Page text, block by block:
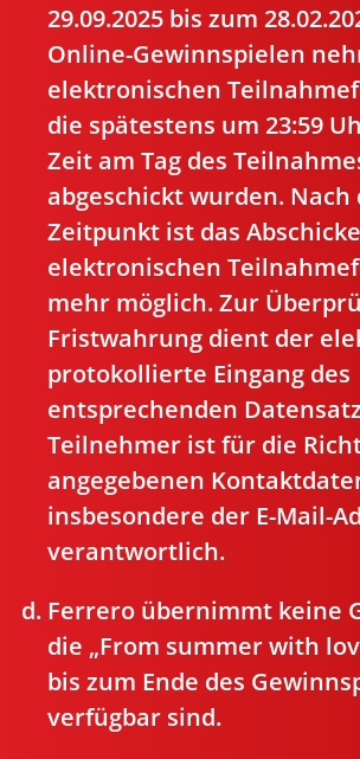
29.09.2025 bis zum
Online-Gewinnspielen
elektronischen
die spätestens um 23:59
Zeit am Tag des
abgeschickt wurden. Nach
Zeitpunkt ist das
elektronischen
mehr möglich. Zur
Fristwahrung dient der
protokollierte Eingang des
entsprechenden
Teilnehmer ist für die
angegebenen
insbesondere der E-Mail-
verantwortlich.
Ferrero übernimmt keine
die „From summer with
bis zum Ende des
verfügbar sind.